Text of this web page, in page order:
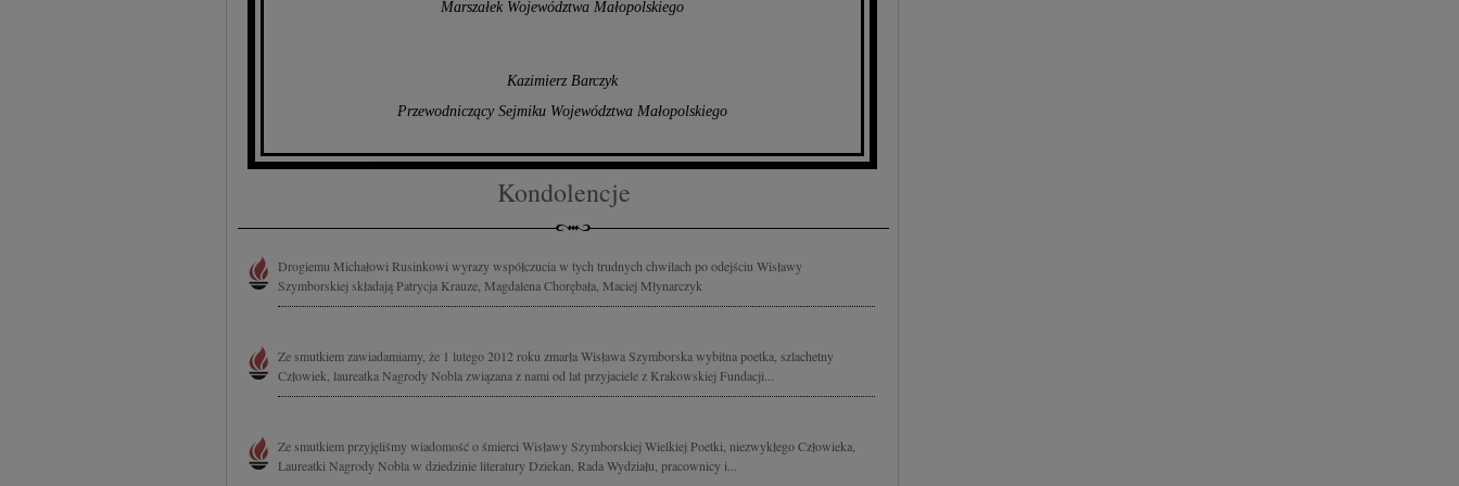
Marszałek Województwa Małopolskiego
Kazimierz Barczyk
Przewodniczący Sejmiku Województwa Małopolskiego
Kondolencje
Drogiemu Michałowi Rusinkowi wyrazy współczucia w tych trudnych chwilach po odejściu Wisławy
Szymborskiej składają Patrycja Krauze, Magdalena Chorębała, Maciej Młynarczyk
Ze smutkiem zawiadamiamy, że 1 lutego 2012 roku zmarła Wisława Szymborska wybitna poetka, szlachetny
Człowiek, laureatka Nagrody Nobla związana z nami od lat przyjaciele z Krakowskiej Fundacji...
Ze smutkiem przyjęliśmy wiadomość o śmierci Wisławy Szymborskiej Wielkiej Poetki, niezwykłego Człowieka,
Laureatki Nagrody Nobla w dziedzinie literatury Dziekan, Rada Wydziału, pracownicy i...